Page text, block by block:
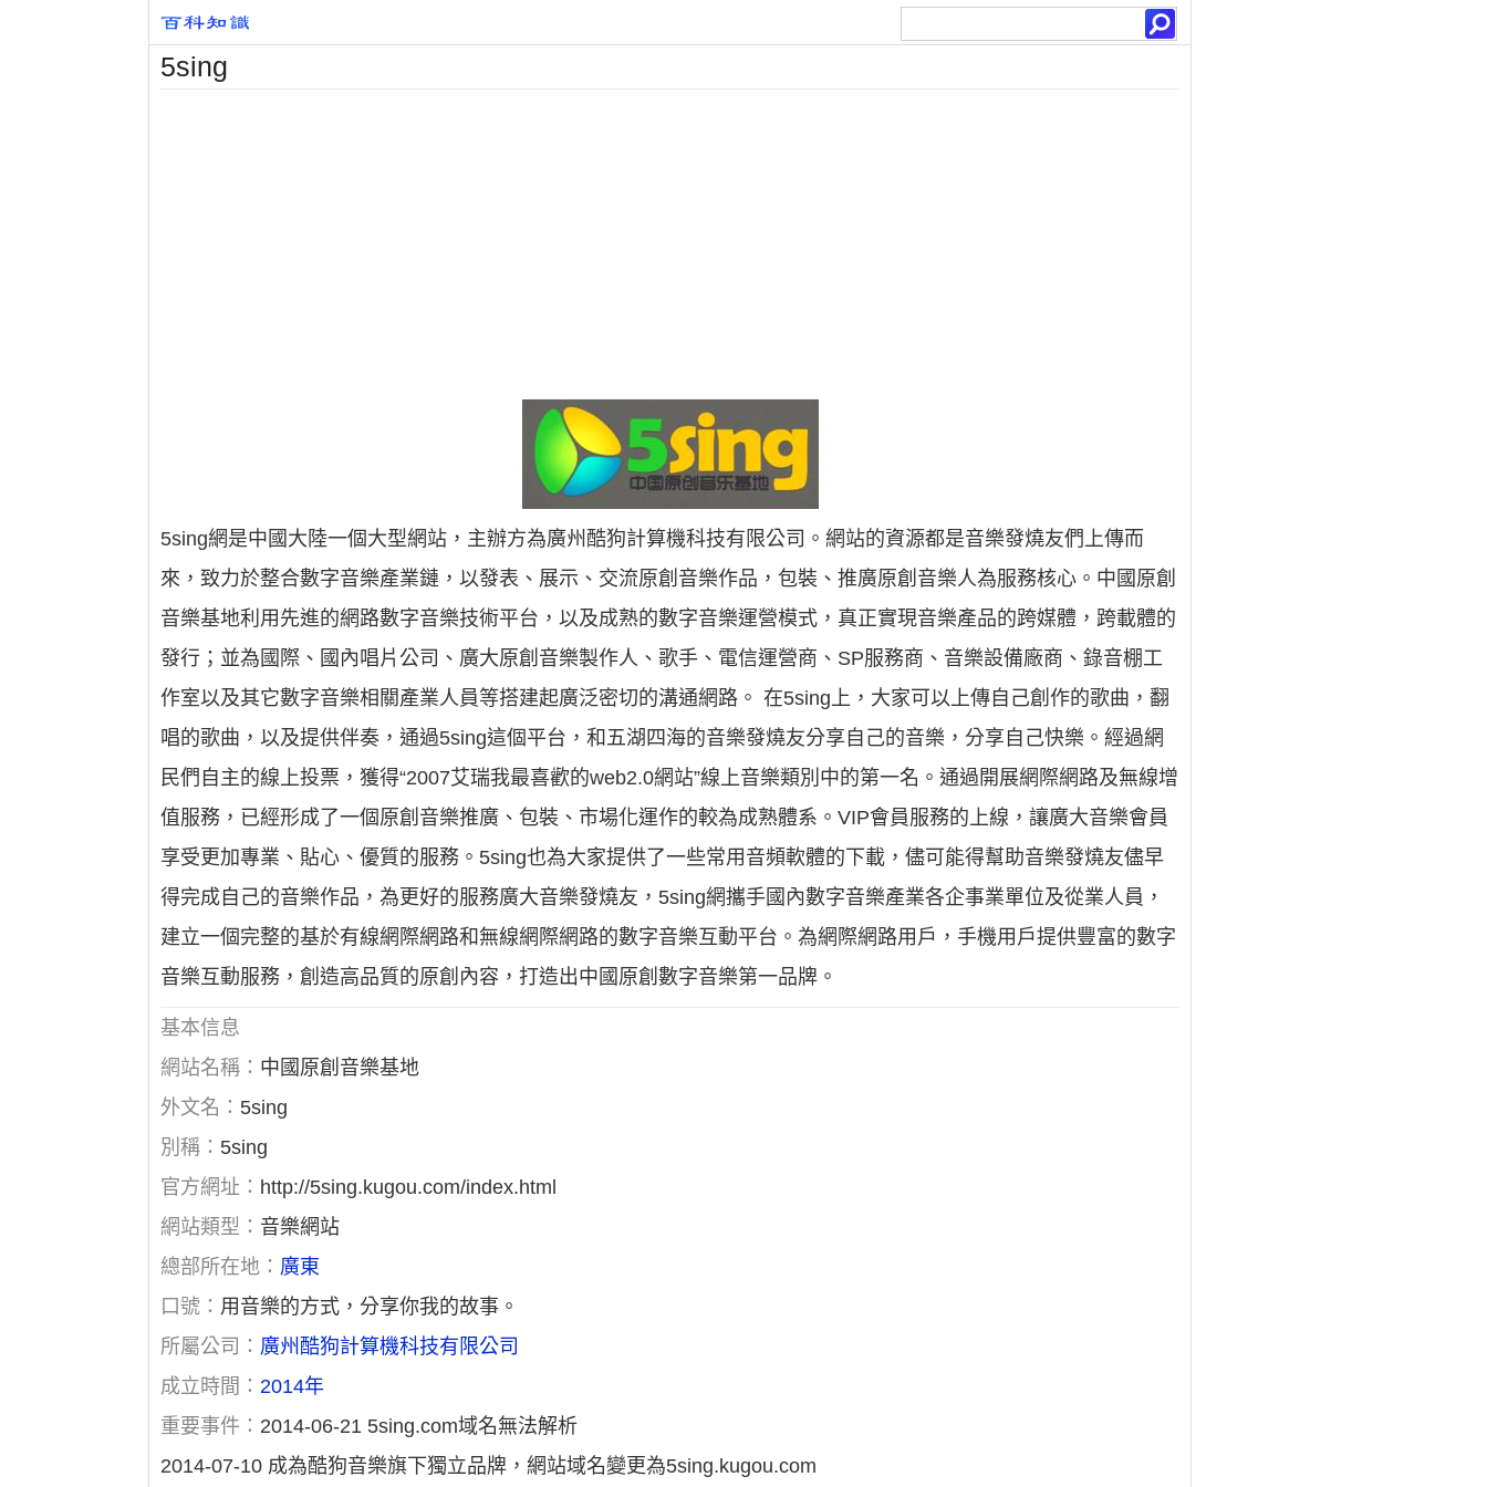
5sing
5sing網是中國大陸一個大型網站，主辦方為廣州酷狗計算機科技有限公司。網站的資源都是音樂發燒友們上傳而
來，致力於整合數字音樂產業鏈，以發表、展示、交流原創音樂作品，包裝、推廣原創音樂人為服務核心。中國原創
音樂基地利用先進的網路數字音樂技術平台，以及成熟的數字音樂運營模式，真正實現音樂產品的跨媒體，跨載體的
發行；並為國際、國內唱片公司、廣大原創音樂製作人、歌手、電信運營商、SP服務商、音樂設備廠商、錄音棚工
作室以及其它數字音樂相關產業人員等搭建起廣泛密切的溝通網路。 在5sing上，大家可以上傳自己創作的歌曲，翻
唱的歌曲，以及提供伴奏，通過5sing這個平台，和五湖四海的音樂發燒友分享自己的音樂，分享自己快樂。經過網
民們自主的線上投票，獲得“2007艾瑞我最喜歡的web2.0網站”線上音樂類別中的第一名。通過開展網際網路及無線增
值服務，已經形成了一個原創音樂推廣、包裝、市場化運作的較為成熟體系。VIP會員服務的上線，讓廣大音樂會員
享受更加專業、貼心、優質的服務。5sing也為大家提供了一些常用音頻軟體的下載，儘可能得幫助音樂發燒友儘早
得完成自己的音樂作品，為更好的服務廣大音樂發燒友，5sing網攜手國內數字音樂產業各企事業單位及從業人員，
建立一個完整的基於有線網際網路和無線網際網路的數字音樂互動平台。為網際網路用戶，手機用戶提供豐富的數字
音樂互動服務，創造高品質的原創內容，打造出中國原創數字音樂第一品牌。
基本信息
網站名稱： 中國原創音樂基地
外文名： 5sing
別稱： 5sing
官方網址： http://5sing.kugou.com/index.html
網站類型： 音樂網站
總部所在地： 廣東
口號： 用音樂的方式，分享你我的故事。
所屬公司： 廣州酷狗計算機科技有限公司
成立時間：2014年
重要事件： 2014-06-21 5sing.com域名無法解析
2014-07-10 成為酷狗音樂旗下獨立品牌，網站域名變更為5sing.kugou.com